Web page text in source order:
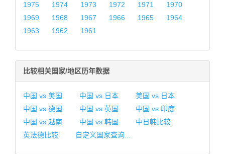
1975
1974 1973 1972 1971
1970
1969
1968 1967 1966 1965
1964
1963
1962 1961
比较相关国家/地区历年数据
中国 vs 美国 中国 vs 日本
美国 vs 日本
中国 vs 德国
中国 vs 英国
中国 vs 印度
中国 vs 越南
中国 vs 韩国
中日韩比较
英法德比较
自定义国家查询...